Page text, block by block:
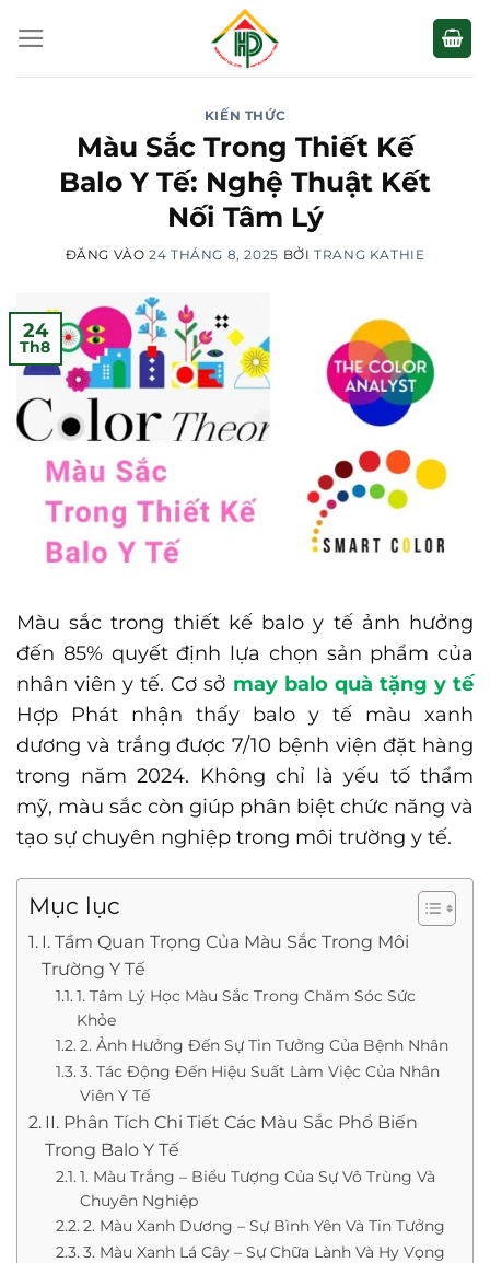
qua
nội
KIẾN THỨC
Màu Sắc Trong Thiết Kế
Balo Y Tế: Nghệ Thuật Kết
Nối Tâm Lý
ĐĂNG VÀO24 THÁNG 8, 2025 BỞITRANG KATHIE
24
Th8
Màu sắc trong thiết kế balo y tế ảnh hưởng
đến 85% quyết định lựa chọn sản phẩm của
nhân viên y tế. Cơ sở may balo quà tặng y tế
Hợp Phát nhận thấy balo y tế màu xanh
dương và trắng được 7/10 bệnh viện đặt hàng
trong năm 2024. Không chỉ là yếu tố thẩm
mỹ, màu sắc còn giúp phân biệt chức năng và
tạo sự chuyên nghiệp trong môi trường y tế.
Mục lục
I. Tầm Quan Trọng Của Màu Sắc Trong Môi
Trường Y Tế
1. Tâm Lý Học Màu Sắc Trong Chăm Sóc Sức
Khỏe
2. Ảnh Hưởng Đến Sự Tin Tưởng Của Bệnh Nhân
3. Tác Động Đến Hiệu Suất Làm Việc Của Nhân
Viên Y Tế
II. Phân Tích Chi Tiết Các Màu Sắc Phổ Biến
Trong Balo Y Tế
1. Màu Trắng – Biểu Tượng Của Sự Vô Trùng Và
Chuyên Nghiệp
2. Màu Xanh Dương – Sự Bình Yên Và Tin Tưởng
3. Màu Xanh Lá Cây – Sự Chữa Lành Và Hy Vọng